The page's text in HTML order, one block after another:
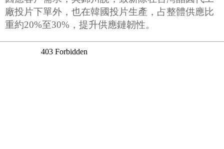
廠投片下單外，也在韓國投片生產，占整體供應比
重約20%至30%，提升供應鏈韌性。